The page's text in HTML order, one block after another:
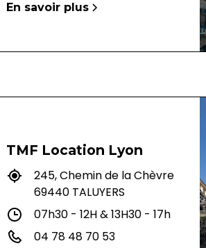
En savoir plus
TMF Location Lyon
245, Chemin de la Chèvre
69440 TALUYERS
07h30 - 12H & 13H30 - 17h
04 78 48 70 53